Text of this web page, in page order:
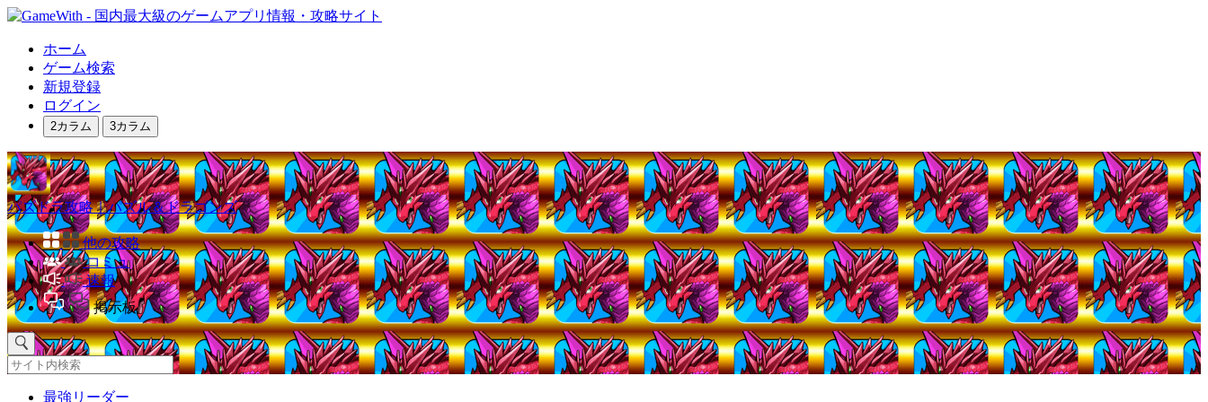
ホーム
ゲーム検索
新規登録
ログイン
2カラム 3カラム
パズドラ攻略｜パズル＆ドラゴンズ
他の攻略
コミュ
速報
掲示板
最強リーダー